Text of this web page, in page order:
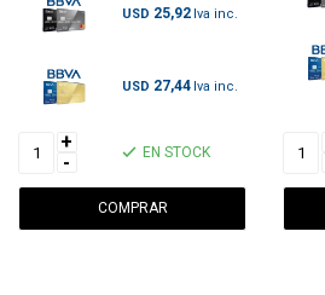
USD 25,92
USD 27,44
+
-
EN STOCK